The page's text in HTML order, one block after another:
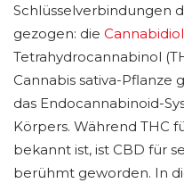
Schlüsselverbindungen
gezogen: die Cannabidiol
Tetrahydrocannabinol
Cannabis sativa-Pflanze
das Endocannabinoid-
Körpers. Während THC
bekannt ist, ist CBD für
berühmt geworden. In